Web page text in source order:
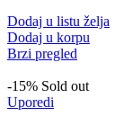
Dodaj u listu želja
Dodaj u korpu
Brzi pregled
-15% Sold out
Uporedi